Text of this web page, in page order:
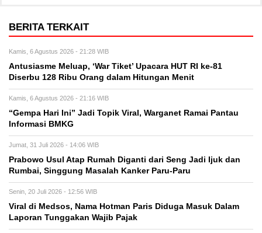
BERITA TERKAIT
Kamis, 6 Agustus 2026 - 21:28 WIB
Antusiasme Meluap, ‘War Tiket’ Upacara HUT RI ke-81
Diserbu 128 Ribu Orang dalam Hitungan Menit
Kamis, 6 Agustus 2026 - 21:16 WIB
“Gempa Hari Ini” Jadi Topik Viral, Warganet Ramai Pantau
Informasi BMKG
Jumat, 31 Juli 2026 - 14:06 WIB
Prabowo Usul Atap Rumah Diganti dari Seng Jadi Ijuk dan
Rumbai, Singgung Masalah Kanker Paru-Paru
Senin, 20 Juli 2026 - 12:56 WIB
Viral di Medsos, Nama Hotman Paris Diduga Masuk Dalam
Laporan Tunggakan Wajib Pajak